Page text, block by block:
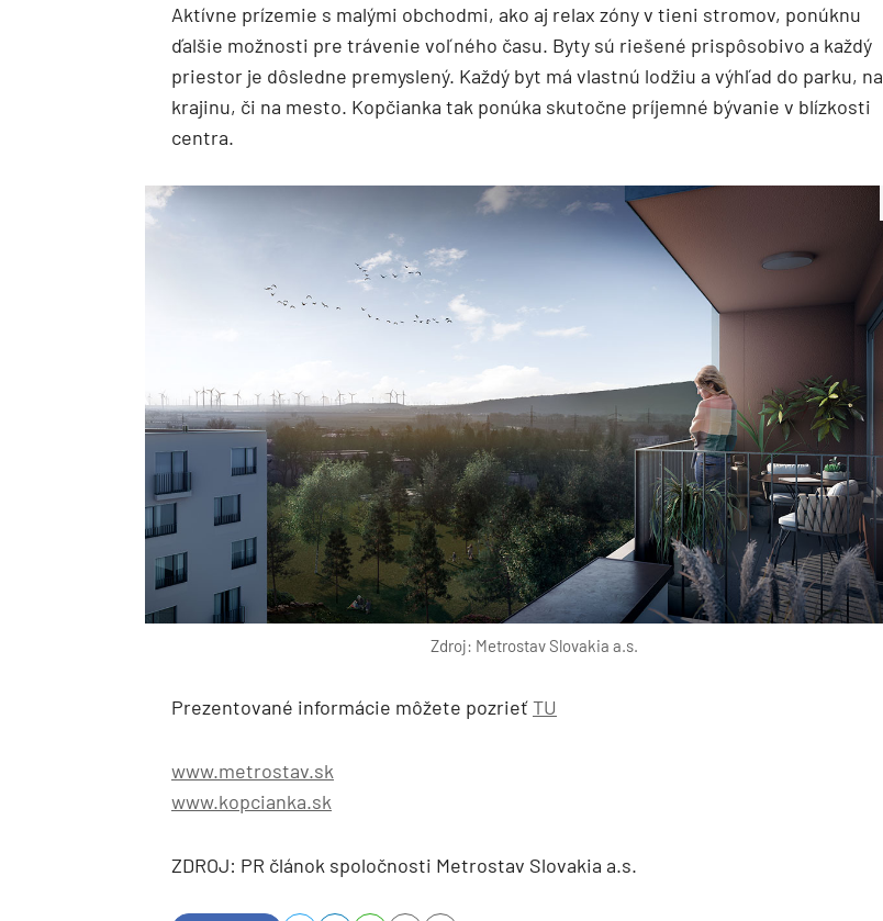
Aktívne prízemie s malými obchodmi, ako aj relax zóny v tieni stromov, ponúknu
ďalšie možnosti pre trávenie voľného času. Byty sú riešené prispôsobivo a každý
priestor je dôsledne premyslený. Každý byt má vlastnú lodžiu a výhľad do parku, na
krajinu, či na mesto. Kopčianka tak ponúka skutočne príjemné bývanie v blízkosti
centra.
Zdroj: Metrostav Slovakia a.s.
Prezentované informácie môžete pozrieťTU
www.metrostav.sk
www.kopcianka.sk
ZDROJ: PR článok spoločnosti Metrostav Slovakia a.s.